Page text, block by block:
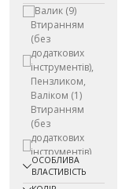
Валик (9)
Втиранням
(без
додаткових
інструментів),
Пензликом,
Валіком (1)
Втиранням
(без
додаткових
інструментів),
Пензликом,
Валіком(1)
ОСОБЛИВА
ВЛАСТИВІСТЬ